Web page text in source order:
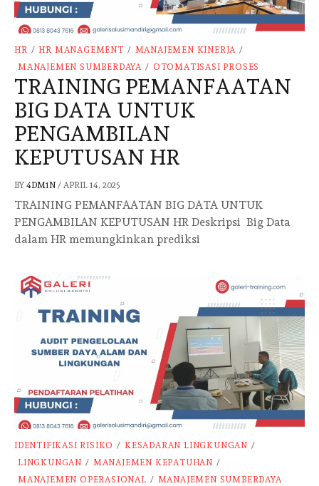
HR / HR MANAGEMENT / MANAJEMEN KINERJA /
MANAJEMEN SUMBERDAYA / OTOMATISASI PROSES
TRAINING PEMANFAATAN
BIG DATA UNTUK
PENGAMBILAN
KEPUTUSAN HR
BY 4DM1N / APRIL 14, 2025
TRAINING PEMANFAATAN BIG DATA UNTUK
PENGAMBILAN KEPUTUSAN HR Deskripsi Big Data
dalam HR memungkinkan prediksi
IDENTIFIKASI RISIKO / KESADARAN LINGKUNGAN /
LINGKUNGAN / MANAJEMEN KEPATUHAN /
MANAJEMEN OPERASIONAL / MANAJEMEN SUMBERDAYA